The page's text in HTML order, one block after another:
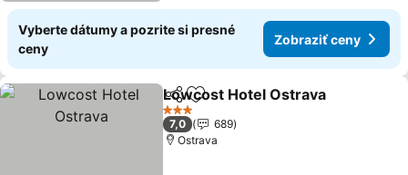
Vyberte dátumy a pozrite si presné
ceny
Zobraziť ceny
ZdieľaťPridať do obľúbených
Lowcost Hotel Ostrava
3 Počet hviezdičiek
7,0
689
Ostrava